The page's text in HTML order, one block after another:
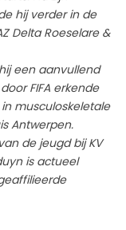
hij verder in de
Delta Roeselare &
een aanvullend
FIFA erkende
musculoskeletale
Antwerpen.
de jeugd bij KV
is actueel